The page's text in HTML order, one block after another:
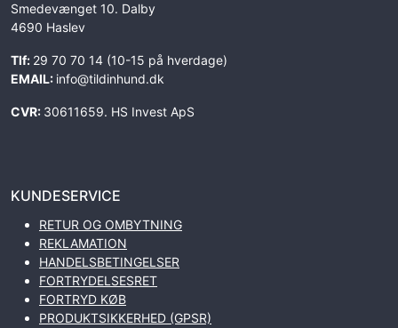
Smedevænget 10. Dalby
4690 Haslev
Tlf: 29 70 70 14 (10-15 på hverdage)
EMAIL: info@tildinhund.dk
CVR: 30611659. HS Invest ApS
KUNDESERVICE
RETUR OG OMBYTNING
REKLAMATION
HANDELSBETINGELSER
FORTRYDELSESRET
FORTRYD KØB
PRODUKTSIKKERHED (GPSR)